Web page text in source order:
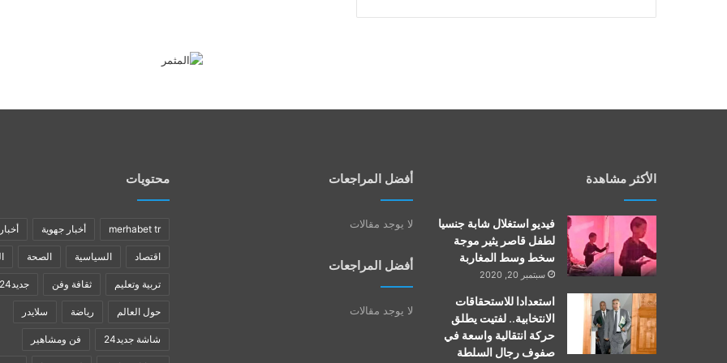
الأكثر مشاهدة
فيديو استغلال شابة جنسيا
لطفل قاصر يثير موجة
سخط وسط المغاربة
سبتمبر 20, 2020
استعدادا للاستحقاقات
الانتخابية.. لفتيت يطلق
حركة انتقالية واسعة في
صفوف رجال السلطة
أفضل المراجعات
لا يوجد مقالات
أفضل المراجعات
لا يوجد مقالات
محتويات
merhabet tr أخبار جهوية
اقتصاد السياسية الصحة
تربية وتعليم ثقافة وفن جديد24
حول العالم رياضة سلايدر
شاشة جديد24 فن ومشاهير